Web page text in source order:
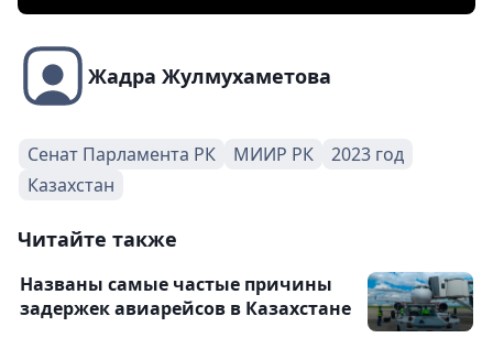
Жадра Жулмухаметова
Сенат Парламента РК МИИР РК
2023 год
Казахстан
Читайте также
Названы самые частые причины
задержек авиарейсов в Казахстане